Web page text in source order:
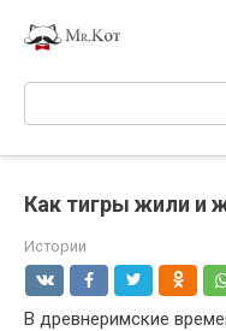
Поиск:
Как тигры жили и
Истории
В древнеримские